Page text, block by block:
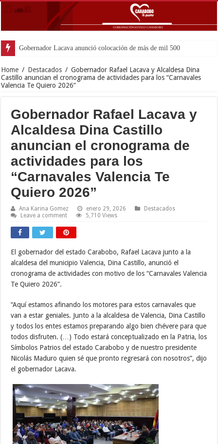
Home / Destacados / Gobernador Rafael Lacava y Alcaldesa Dina
Castillo anuncian el cronograma de actividades para los “Carnavales
Valencia Te Quiero 2026”
Gobernador Rafael Lacava y
Alcaldesa Dina Castillo
anuncian el cronograma de
actividades para los
“Carnavales Valencia Te
Quiero 2026”
Ana Karina Gomez enero 29, 2026
Destacados
Leave a comment
5,710 Views
El gobernador del estado Carabobo, Rafael Lacava junto a la
alcaldesa del municipio Valencia, Dina Castillo, anunció el
cronograma de actividades con motivo de los “Carnavales Valencia
Te Quiero 2026”.
“Aquí estamos afinando los motores para estos carnavales que
van a estar geniales. Junto a la alcaldesa de Valencia, Dina Castillo
y todos los entes estamos preparando algo bien chévere para que
todos disfruten. (…) Todo estará conceptualizado en la Patria, los
Símbolos Patrios del estado Carabobo y de nuestro presidente
Nicolás Maduro quien sé que pronto regresará con nosotros”, dijo
el gobernador Lacava.